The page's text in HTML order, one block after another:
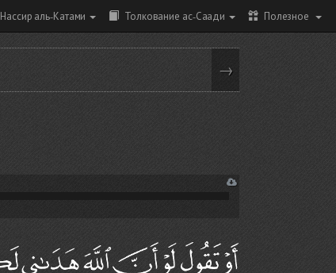
Нассир аль-Катами Толкование ас-Саади Полезное
→